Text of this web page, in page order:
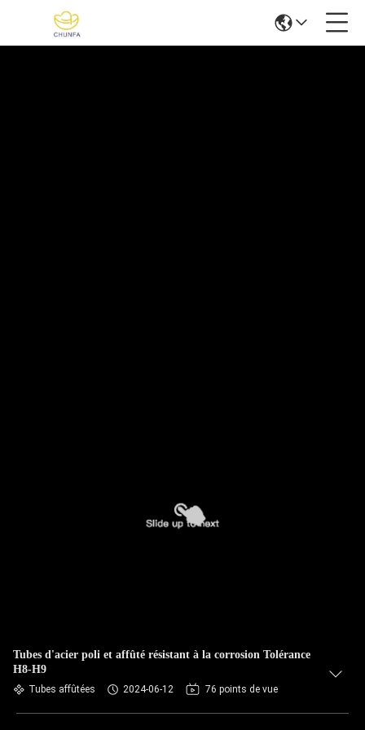
Tubes d'acier poli et affûté résistant à la corrosion Tolérance
H8-H9
Tubes affûtées 2024-06-12 76 points de vue